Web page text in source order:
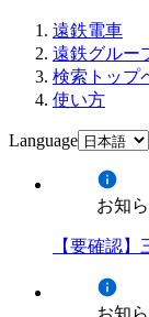
遠鉄電車
遠鉄グルー
検索トップ
使い方
Language
お知
【要確認
お知